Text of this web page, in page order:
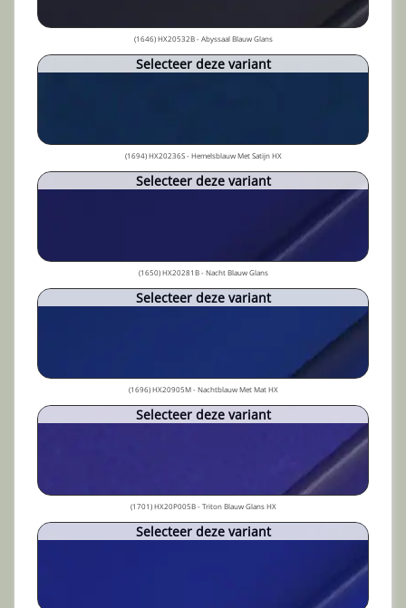
(1646) HX20532B - Abyssaal Blauw Glans
Selecteer deze variant
(1694) HX20236S - Hemelsblauw Met Satijn HX
Selecteer deze variant
(1650) HX20281B - Nacht Blauw Glans
Selecteer deze variant
(1696) HX20905M - Nachtblauw Met Mat HX
Selecteer deze variant
(1701) HX20P005B - Triton Blauw Glans HX
Selecteer deze variant